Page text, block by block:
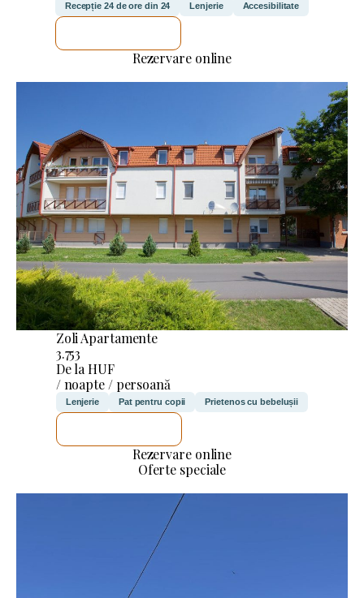
Recepție 24 de ore din 24 Lenjerie Accesibilitate
Rezervare online
Zoli Apartamente
3.753
De la HUF
/ noapte / persoană
Lenjerie Pat pentru copii Prietenos cu bebelușii
Rezervare online
Oferte speciale